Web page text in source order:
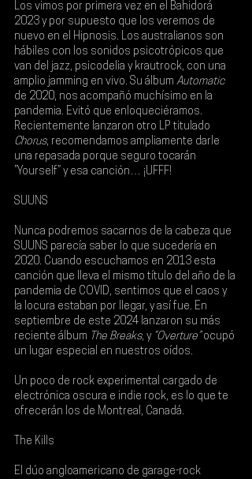
Los vimos por primera vez en el Bahidorá
2023 y por supuesto que los veremos de
nuevo en el Hipnosis. Los australianos son
hábiles con los sonidos psicotrópicos que
van del jazz, psicodelia y krautrock, con una
amplio jamming en vivo. Su álbum Automatic
de 2020, nos acompañó muchísimo en la
pandemia. Evitó que enloqueciéramos.
Recientemente lanzaron otro LP titulado
Chorus, recomendamos ampliamente darle
una repasada porque seguro tocarán
”Yourself” y esa canción… ¡UFFF!
SUUNS
Nunca podremos sacarnos de la cabeza que
SUUNS parecía saber lo que sucedería en
2020. Cuando escuchamos en 2013 esta
canción que lleva el mismo título del año de la
pandemia de COVID, sentimos que el caos y
la locura estaban por llegar, y así fue. En
septiembre de este 2024 lanzaron su más
reciente álbum The Breaks, y “Overture” ocupó
un lugar especial en nuestros oídos.
Un poco de rock experimental cargado de
electrónica oscura e indie rock, es lo que te
ofrecerán los de Montreal, Canadá.
The Kills
El dúo angloamericano de garage-rock